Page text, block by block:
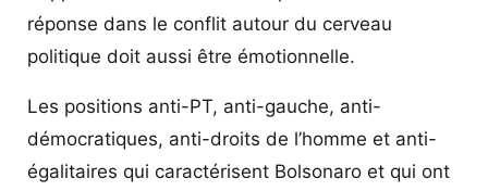
réponse dans le conflit autour du cerveau
politique doit aussi être émotionnelle.
Les positions anti-PT, anti-gauche, anti-
démocratiques, anti-droits de l’homme et anti-
égalitaires qui caractérisent Bolsonaro et qui ont